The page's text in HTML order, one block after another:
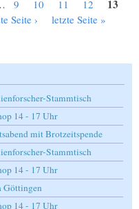
9 10 11 12 13
Seite ›
letzte Seite »
Stammtisch
14 - 17 Uhr
mit Brotzeitspende
Stammtisch
14 - 17 Uhr
Göttingen
14 - 17 Uhr